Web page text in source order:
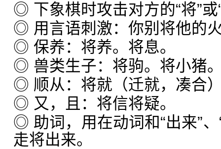
◎ 下象棋时攻击对方的“将”或
◎ 用言语刺激：你别将他的
◎ 保养：将养。将息。
◎ 兽类生子：将驹。将小猪
◎ 顺从：将就（迁就，凑合
◎ 又，且：将信将疑。
◎ 助词，用在动词和“出来”、
走将出来。